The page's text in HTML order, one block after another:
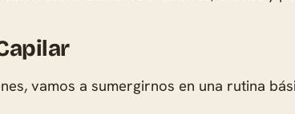
vamos a sumergirnos en una rutina